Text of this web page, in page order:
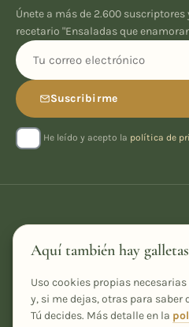
Aquí también hay galletas
Uso cookies propias
y, si me dejas, otras para saber
Tú decides. Más detalle en la
Únete a más de 2.600
recetario "Ensaladas que
Suscribirme
He leído y acepto la política de
Recetas caseras, fáciles y con un
para tu